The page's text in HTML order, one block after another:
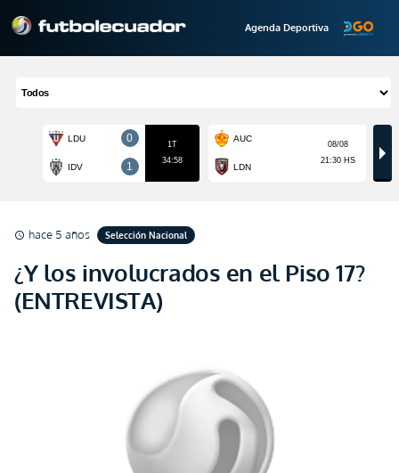
Agenda Deportiva
schedule hace 5 años Selección Nacional
¿Y los involucrados en el Piso 17?
(ENTREVISTA)